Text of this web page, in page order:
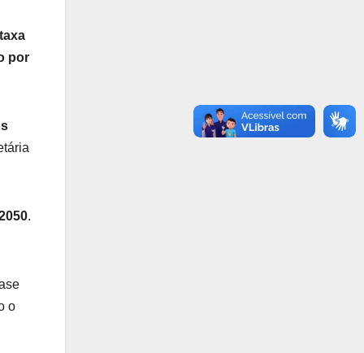
taxa
por
.
o